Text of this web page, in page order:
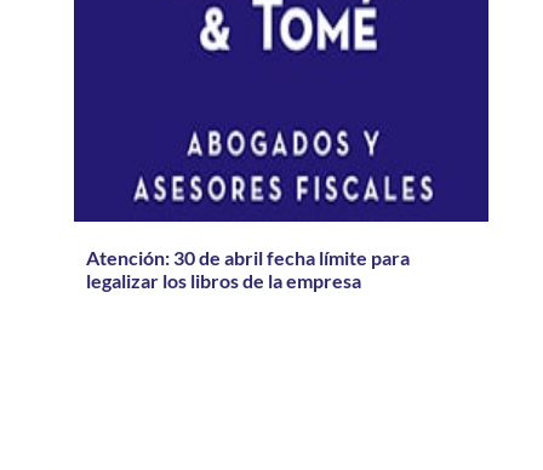
Atención: 30 de abril fecha límite para
legalizar los libros de la empresa